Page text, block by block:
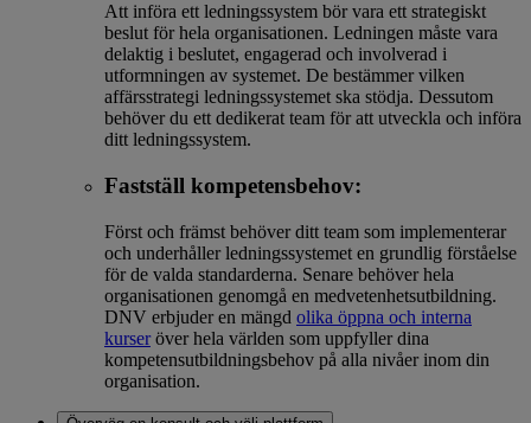
Att införa ett ledningssystem bör vara ett strategiskt
beslut för hela organisationen. Ledningen måste vara
delaktig i beslutet, engagerad och involverad i
utformningen av systemet. De bestämmer vilken
affärsstrategi ledningssystemet ska stödja. Dessutom
behöver du ett dedikerat team för att utveckla och införa
ditt ledningssystem.
Fastställ kompetensbehov:
Först och främst behöver ditt team som implementerar
och underhåller ledningssystemet en grundlig förståelse
för de valda standarderna. Senare behöver hela
organisationen genomgå en medvetenhetsutbildning.
DNV erbjuder en mängd olika öppna och interna
kurseröver hela världen som uppfyller dina
kompetensutbildningsbehov på alla nivåer inom din
organisation.